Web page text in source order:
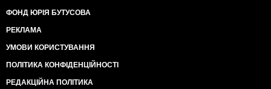
ФОНД ЮРІЯ БУТУСОВА
РЕКЛАМА
УМОВИ КОРИСТУВАННЯ
ПОЛІТИКА КОНФІДЕНЦІЙНОСТІ
РЕДАКЦІЙНА ПОЛІТИКА